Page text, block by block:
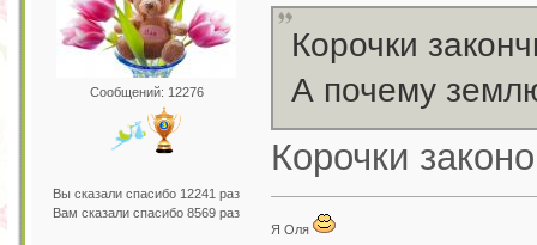
Сообщений: 12276
Вы сказали спасибо 12241 раз
Вам сказали спасибо 8569 раз
Корочки
А почему
Корочки
Я Оля